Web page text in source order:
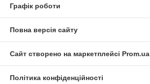
Графік роботи
Повна версія сайту
Сайт створено на маркетплейсі Prom.ua
Політика конфіденційності